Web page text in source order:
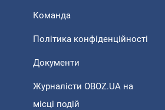
Команда
Політика конфіденційності
Документи
Журналісти OBOZ.UA на
місці подій